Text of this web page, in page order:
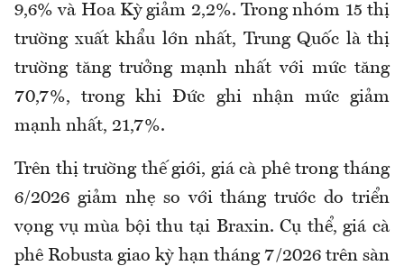
9,6% và Hoa Kỳ giảm 2,2%. Trong nhóm 15 thị
trường xuất khẩu lớn nhất, Trung Quốc là thị
trường tăng trưởng mạnh nhất với mức tăng
70,7%, trong khi Đức ghi nhận mức giảm
mạnh nhất, 21,7%.
Trên thị trường thế giới, giá cà phê trong tháng
6/2026 giảm nhẹ so với tháng trước do triển
vọng vụ mùa bội thu tại Braxin. Cụ thể, giá cà
phê Robusta giao kỳ hạn tháng 7/2026 trên sàn